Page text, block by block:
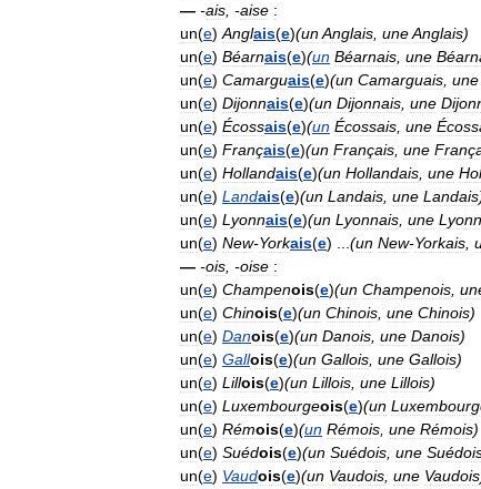
— -ais , -aise :
un(e) Anglais(e)(unAnglais uneAnglais)
un(e) Béarnais(e)(un Béarnais une
un(e) Camarguais(e)(un Camarguais une
un(e) Dijonnais(e)(un Dijonnais une
un(e) Écossais(e)(un Écossais une
un(e) Français(e)(un Français une
un(e) Hollandais(e)(un Hollandais une
un(e) Landais(e)(un Landais une Landais
un(e) Lyonnais(e)(un Lyonnais une
un(e) New-Yorkais(e) ... (un New-Yorkais
— -ois , -oise :
un(e) Champenois(e)(un Champenois
un(e) Chinois(e)(un Chinois une Chinois)
un(e) Danois(e)(un Danois une Danois)
un(e) Gallois(e)(un Gallois une Gallois)
un(e) Lillois(e)(un Lillois une Lillois)
un(e) Luxembourgeois(e)(un
un(e) Rémois(e)(un Rémois une Rémois)
un(e) Suédois(e)(un Suédois une
un(e) Vaudois(e)(un Vaudois une Vaudois